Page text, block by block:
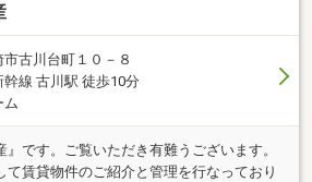
古川台町１０－８
幹線 古川駅 徒歩10分
ム
です。ご覧いただき有難うございます。
て賃貸物件のご紹介と管理を行なっており